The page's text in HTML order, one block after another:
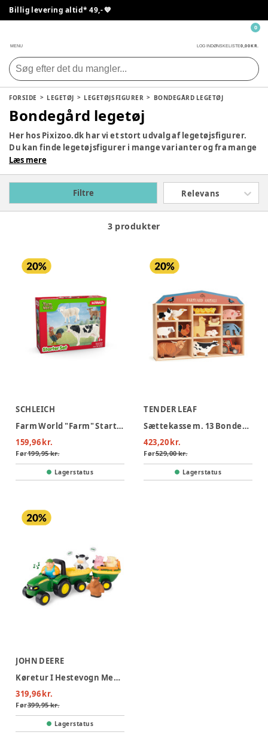
Billig levering altid* 49,- 💙
MENU LOG INDØNSKELISTE0,00 KR.
0
FORSIDE LEGETØJ LEGETØJSFIGURER BONDEGÅRD LEGETØJ
Bondegård legetøj
Her hos Pixizoo.dk har vi et stort udvalg af legetøjsfigurer.
Du kan finde legetøjsfigurer i mange varianter og fra mange
forskellige brands. Så det er bare med at udforske siden, og
noget der bliver et hit hjemme på børneværelset. Se hele
vores udvalg af legetøjsfigurer herunder.
Læs mere
Filtre Relevans
3 produkter
SCHLEICH
Farm World "Farm" Starter Set
159,96 kr.
Før199,95 kr.
Lagerstatus
TENDER LEAF
Sættekasse m. 13 Bondegårdsdyr af træ
423,20 kr.
Før529,00 kr.
Lagerstatus
JOHN DEERE
Køretur I Hestevogn Med Dyrelyde
319,96 kr.
Før399,95 kr.
Lagerstatus